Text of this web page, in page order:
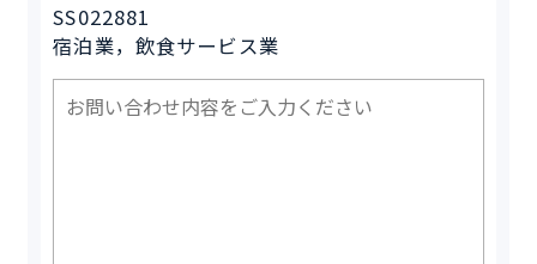
SS022881
宿泊業，飲食サービス業